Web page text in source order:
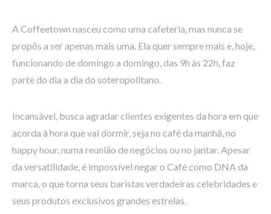
A Coffeetown nasceu como uma cafeteria, mas nunca se
propôs a ser apenas mais uma. Ela quer sempre mais e, hoje,
funcionando de domingo a domingo, das 9h às 22h, faz
parte do dia a dia do soteropolitano.
Incansável, busca agradar clientes exigentes da hora em que
acorda à hora que vai dormir, seja no café da manhã, no
happy hour, numa reunião de negócios ou no jantar. Apesar
da versatilidade, é impossível negar o Café como DNA da
marca, o que torna seus baristas verdadeiras celebridades e
seus produtos exclusivos grandes estrelas.